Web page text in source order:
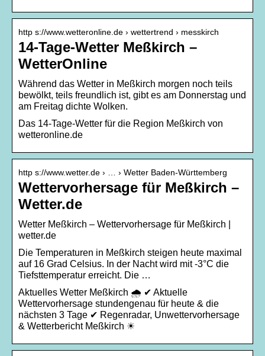
http s://www.wetteronline.de › wettertrend › messkirch
14-Tage-Wetter Meßkirch –
WetterOnline
Während das Wetter in Meßkirch morgen noch teils
bewölkt, teils freundlich ist, gibt es am Donnerstag und
am Freitag dichte Wolken.
Das 14-Tage-Wetter für die Region Meßkirch von
wetteronline.de
http s://www.wetter.de › … › Wetter Baden-Württemberg
Wettervorhersage für Meßkirch –
Wetter.de
Wetter Meßkirch – Wettervorhersage für Meßkirch |
wetter.de
Die Temperaturen in Meßkirch steigen heute maximal
auf 16 Grad Celsius. In der Nacht wird mit -3°C die
Tiefsttemperatur erreicht. Die …
Aktuelles Wetter Meßkirch 🌧️ ✔ Aktuelle
Wettervorhersage stundengenau für heute & die
nächsten 3 Tage ✔ Regenradar, Unwettervorhersage
& Wetterbericht Meßkirch ☀